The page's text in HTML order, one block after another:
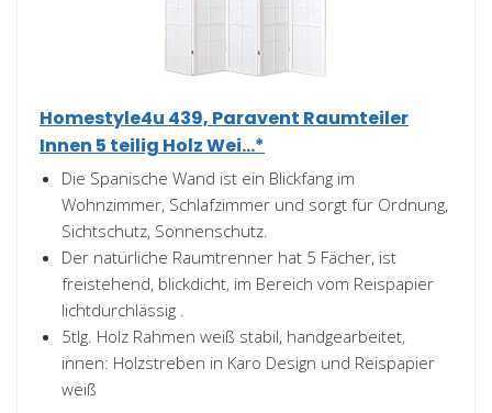
Homestyle4u 439, Paravent Raumteiler
Innen 5 teilig Holz Wei...*
Die Spanische Wand ist ein Blickfang im
Wohnzimmer, Schlafzimmer und sorgt für Ordnung,
Sichtschutz, Sonnenschutz.
Der natürliche Raumtrenner hat 5 Fächer, ist
freistehend, blickdicht, im Bereich vom Reispapier
lichtdurchlässig .
5tlg. Holz Rahmen weiß stabil, handgearbeitet,
innen: Holzstreben in Karo Design und Reispapier
weiß